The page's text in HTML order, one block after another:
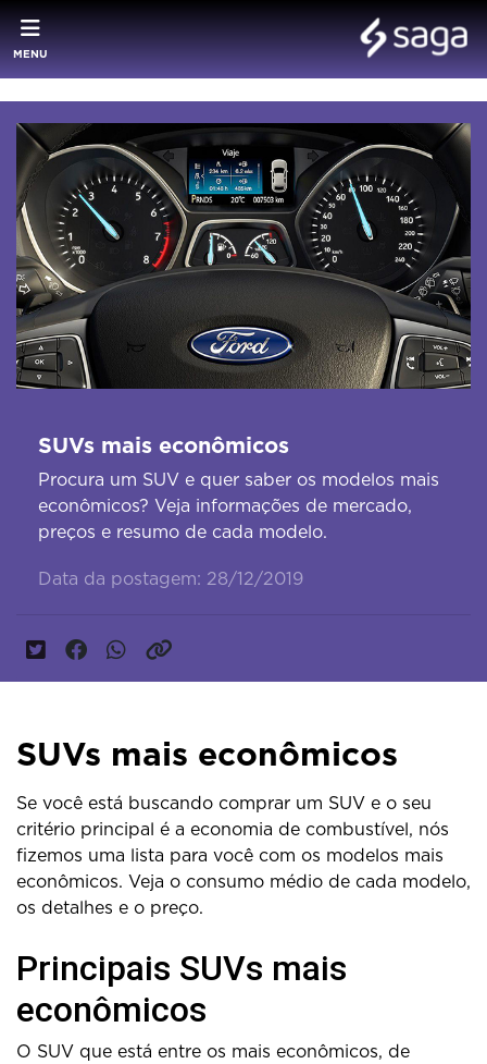
MENU
SUVs mais econômicos
Procura um SUV e quer saber os modelos mais
econômicos? Veja informações de mercado,
preços e resumo de cada modelo.
Data da postagem: 28/12/2019
SUVs mais econômicos
Se você está buscando comprar um SUV e o seu
critério principal é a economia de combustível, nós
fizemos uma lista para você com os modelos mais
econômicos. Veja o consumo médio de cada modelo,
os detalhes e o preço.
Principais SUVs mais
econômicos
O SUV que está entre os mais econômicos, de